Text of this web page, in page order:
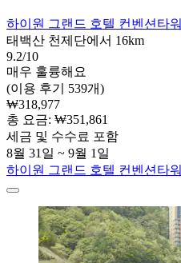
하이원 그랜드 호텔 컨벤션타워
태백산 천제단에서 16km
9.2/10
매우 훌륭해요
(이용 후기 539개)
₩318,977
총 요금: ₩351,861
세금 및 수수료 포함
8월 31일 ~ 9월 1일
하이원 그랜드 호텔 컨벤션타워